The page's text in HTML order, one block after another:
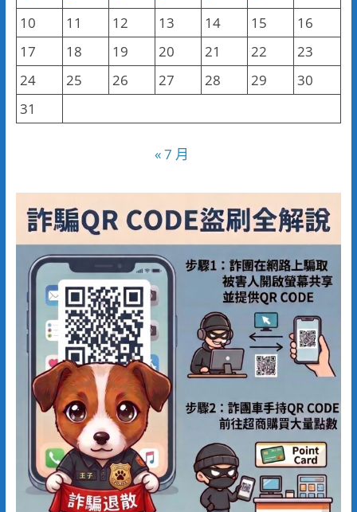
10
11 12 13 14 15
16
17
18 19 20 21 22
23
24
25 26 27 28 29
30
31
« 7 月